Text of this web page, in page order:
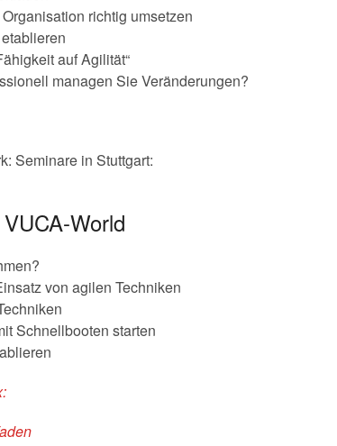
richtig umsetzen
auf Agilität“
managen Sie Veränderungen?
Seminare in Stuttgart:
World
von agilen Techniken
Schnellbooten starten